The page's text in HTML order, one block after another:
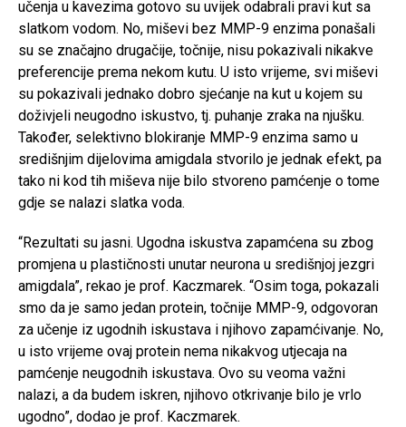
učenja u kavezima gotovo su uvijek odabrali pravi kut sa
slatkom vodom. No, miševi bez MMP-9 enzima ponašali
su se značajno drugačije, točnije, nisu pokazivali nikakve
preferencije prema nekom kutu. U isto vrijeme, svi miševi
su pokazivali jednako dobro sjećanje na kut u kojem su
doživjeli neugodno iskustvo, tj. puhanje zraka na njušku.
Također, selektivno blokiranje MMP-9 enzima samo u
središnjim dijelovima amigdala stvorilo je jednak efekt, pa
tako ni kod tih miševa nije bilo stvoreno pamćenje o tome
gdje se nalazi slatka voda.
“Rezultati su jasni. Ugodna iskustva zapamćena su zbog
promjena u plastičnosti unutar neurona u središnjoj jezgri
amigdala”, rekao je prof. Kaczmarek. “Osim toga, pokazali
smo da je samo jedan protein, točnije MMP-9, odgovoran
za učenje iz ugodnih iskustava i njihovo zapamćivanje. No,
u isto vrijeme ovaj protein nema nikakvog utjecaja na
pamćenje neugodnih iskustava. Ovo su veoma važni
nalazi, a da budem iskren, njihovo otkrivanje bilo je vrlo
ugodno”, dodao je prof. Kaczmarek.